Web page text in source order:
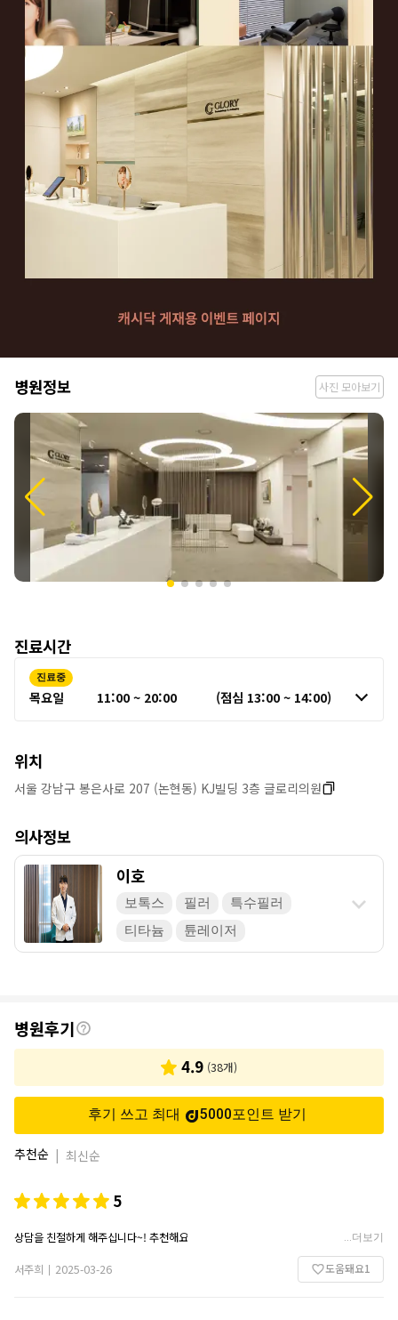
병
원
병원정보 사진 모아보기
진료시간
진료중
목요일 11:00 ~ 20:00 (점심 13:00 ~ 14:00)
위치
서울 강남구 봉은사로 207 (논현동) KJ빌딩 3층 글로리의원
의사정보
이호
보톡스 필러
특수필러
티타늄
튠레이저
후
기
병원후기
4.9 (38개)
후기 쓰고 최대 5000포인트 받기
추천순 | 최신순
5
상담을 친절하게 해주십니다~! 추천해요 더보기
서주희 | 2025-03-26 도움돼요1